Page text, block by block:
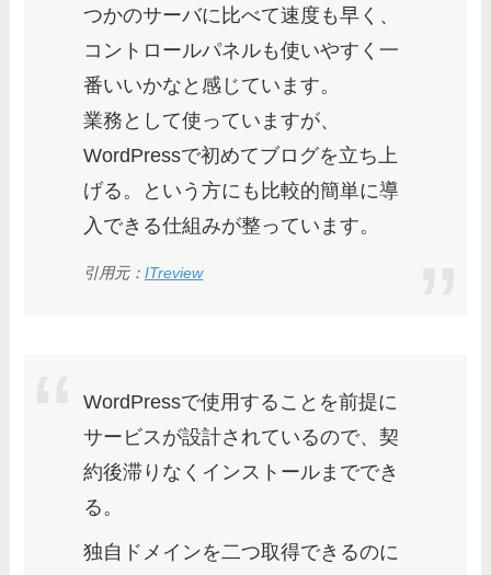
つかのサーバに比べて速度も早く、
コントロールパネルも使いやすく一
番いいかなと感じています。
業務として使っていますが、
WordPressで初めてブログを立ち上
げる。という方にも比較的簡単に導
入できる仕組みが整っています。
引用元：ITreview
WordPressで使用することを前提に
サービスが設計されているので、契
約後滞りなくインストールまででき
る。
独自ドメインを二つ取得できるのに